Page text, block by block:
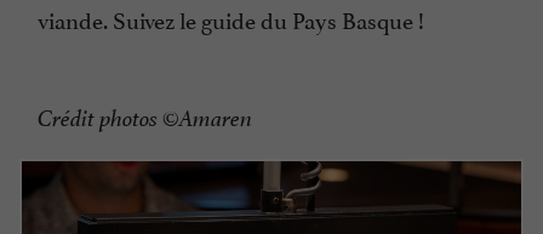
viande. Suivez le guide du Pays Basque !
Crédit photos ©Amaren